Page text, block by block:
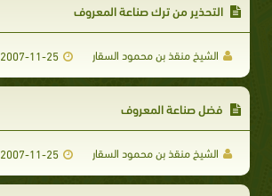
التحذير من ترك صناعة المعروف
الشيخ منقذ بن محمود السقار 2007-11-25
فضل صناعة المعروف
الشيخ منقذ بن محمود السقار 2007-11-25